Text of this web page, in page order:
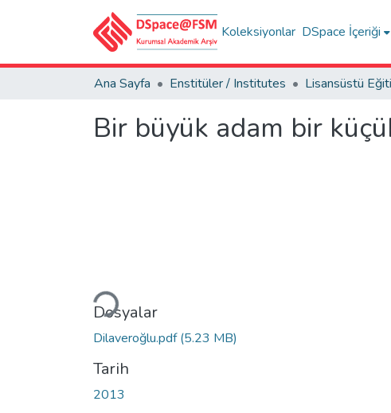
Koleksiyonlar DSpace İçeriği
Ana Sayfa Enstitüler / Institutes
Bir büyük adam bir
Yükleniyor...
Dosyalar
Dilaveroğlu.pdf(5.23 MB)
Tarih
2013